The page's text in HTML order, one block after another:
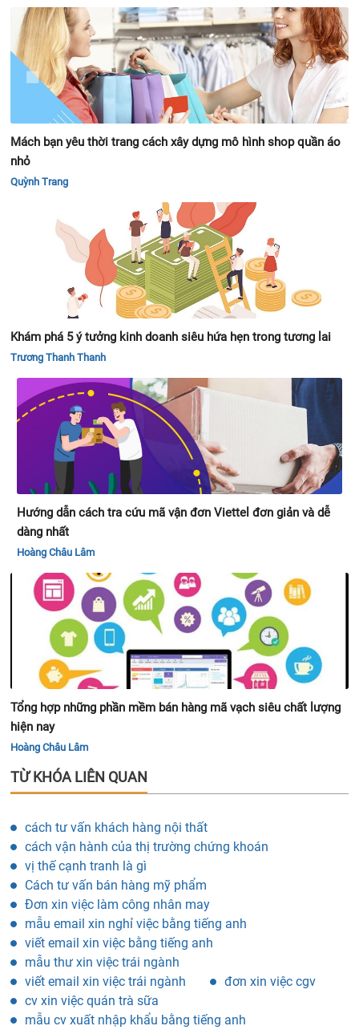
Mách bạn yêu thời trang cách xây dựng mô hình shop quần áo
nhỏ
Quỳnh Trang
Khám phá 5 ý tưởng kinh doanh siêu hứa hẹn trong tương lai
Trương Thanh Thanh
Hướng dẫn cách tra cứu mã vận đơn Viettel đơn giản và dễ
dàng nhất
Hoàng Châu Lâm
Tổng hợp những phần mềm bán hàng mã vạch siêu chất lượng
hiện nay
Hoàng Châu Lâm
TỪ KHÓA LIÊN QUAN
cách tư vấn khách hàng nội thất
cách vận hành của thị trường chứng khoán
vị thế cạnh tranh là gì
Cách tư vấn bán hàng mỹ phẩm
Đơn xin việc làm công nhân may
mẫu email xin nghỉ việc bằng tiếng anh
viết email xin việc bằng tiếng anh
mẫu thư xin việc trái ngành
viết email xin việc trái ngành
đơn xin việc cgv
cv xin việc quán trà sữa
mẫu cv xuất nhập khẩu bằng tiếng anh